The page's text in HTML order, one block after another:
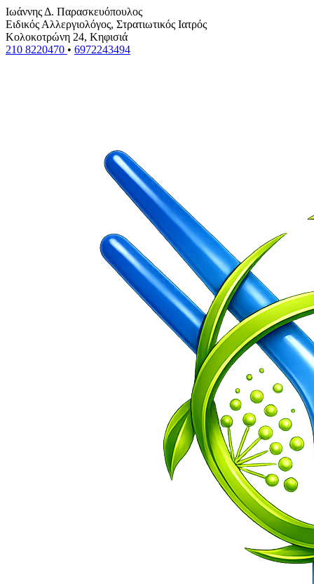
Ιωάννης Δ. Παρασκευόπουλος
Ειδικός Αλλεργιολόγος, Στρατιωτικός Ιατρός
Κολοκοτρώνη 24, Κηφισιά
210 8220470 • 6972243494